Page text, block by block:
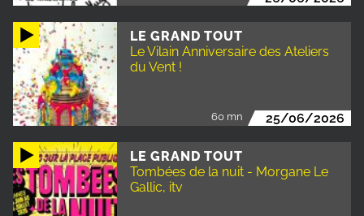
LE GRAND TOUT
Le Vilain Anniversaire des Ateliers
du Vent !
60 mn 25/06/2026
LE GRAND TOUT
Tombées de la nuit - Morgane Le
Gallic, itv